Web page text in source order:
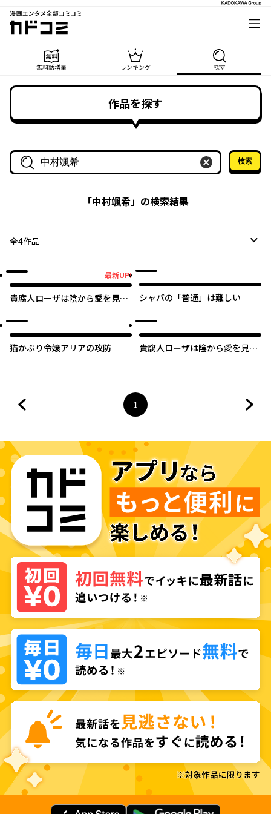
漫画エンタメ全部コミコミ
カドコミ
無料話増量 ランキング 探す
作品を探す
作品名・作家名で探す
検索
「中村颯希」の検索結果
全4作品
最新UP!
貴腐人ローザは陰から愛を見守
シャバの「普通」は難しい
猫かぶり令嬢アリアの攻防
貴腐人ローザは陰から愛を見守
ページ
1
へ